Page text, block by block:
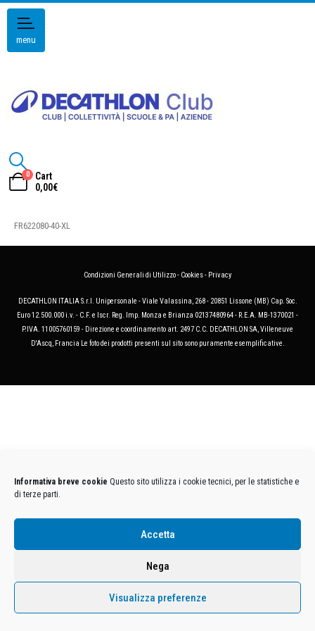
Informativa breve cookie Questo sito utilizza i cookie tecnici, per le statistiche e
di terze parti.
Accetta
Nega
Visualizza preferenze
menu
0
Cart
0,00€
FR622080-40-XL
Condizioni Generali di Utilizzo- Cookies- Privacy
DECATHLON ITALIA S.r.l. Unipersonale - Viale Valassina, 268 - 20851 Lissone (MB) Cap. Soc.
Euro 12.500.000 i.v. - C.F. e Iscr. Reg. Imp. Monza e Brianza 02137480964 - R.E.A. MB-1370021 -
P.IVA. 11005760159 - Direzione e coordinamento art. 2497 C.C. DECATHLON SA, Villeneuve
D'Ascq, Francia Le foto dei prodotti presenti sul sito sono puramente esemplificative.